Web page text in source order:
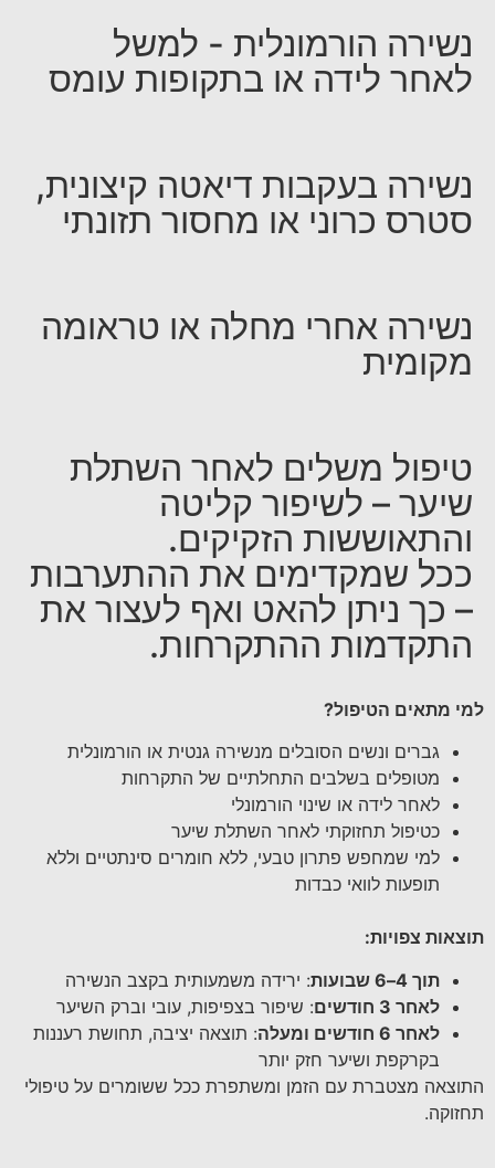
נשירה הורמונלית - למשל
לאחר לידה או בתקופות עומס
נשירה בעקבות דיאטה קיצונית,
סטרס כרוני או מחסור תזונתי
נשירה אחרי מחלה או טראומה
מקומית
טיפול משלים לאחר השתלת
שיער – לשיפור קליטה
והתאוששות הזקיקים.
ככל שמקדימים את ההתערבות
– כך ניתן להאט ואף לעצור את
התקדמות ההתקרחות.
למי מתאים הטיפול?
גברים ונשים הסובלים מנשירה גנטית או הורמונלית
מטופלים בשלבים התחלתיים של התקרחות
לאחר לידה או שינוי הורמונלי
כטיפול תחזוקתי לאחר השתלת שיער
למי שמחפש פתרון טבעי, ללא חומרים סינתטיים וללא
תופעות לוואי כבדות
תוצאות צפויות:
תוך 4–6 שבועות
: ירידה משמעותית בקצב הנשירה
לאחר 3 חודשים
: שיפור בצפיפות, עובי וברק השיער
לאחר 6 חודשים ומעלה
: תוצאה יציבה, תחושת רעננות
בקרקפת ושיער חזק יותר
התוצאה מצטברת עם הזמן ומשתפרת ככל ששומרים על טיפולי
תחזוקה.